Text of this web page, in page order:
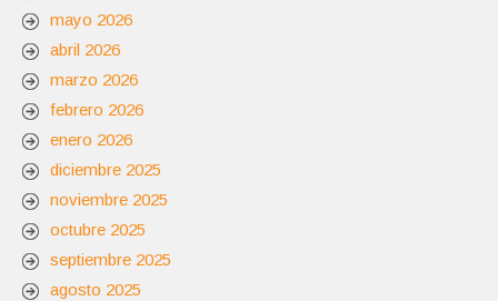
mayo 2026
abril 2026
marzo 2026
febrero 2026
enero 2026
diciembre 2025
noviembre 2025
octubre 2025
septiembre 2025
agosto 2025